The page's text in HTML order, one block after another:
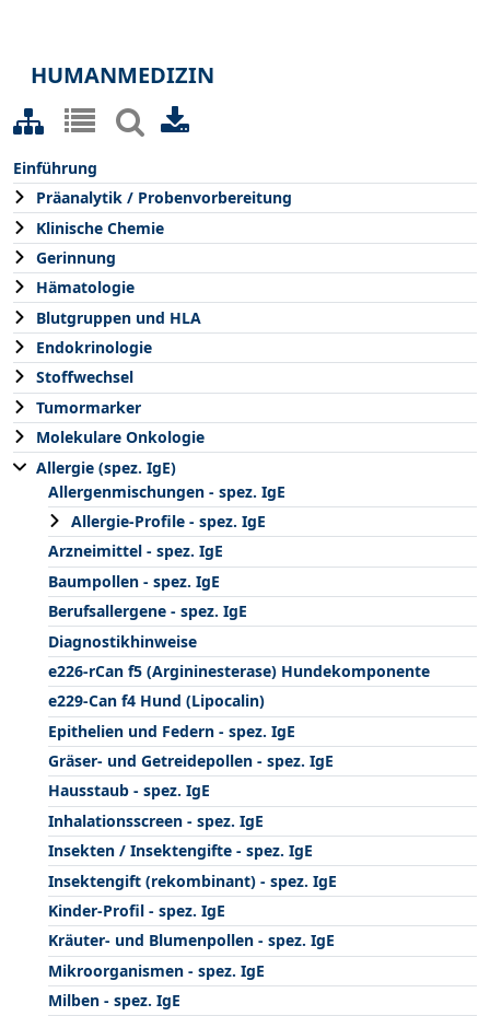
HUMANMEDIZIN
Einführung
Präanalytik / Probenvorbereitung
Klinische Chemie
Gerinnung
Hämatologie
Blutgruppen und HLA
Endokrinologie
Stoffwechsel
Tumormarker
Molekulare Onkologie
Allergie (spez. IgE)
Allergenmischungen - spez. IgE
Allergie-Profile - spez. IgE
Arzneimittel - spez. IgE
Baumpollen - spez. IgE
Berufsallergene - spez. IgE
Diagnostikhinweise
e226-rCan f5 (Argininesterase) Hundekomponente
e229-Can f4 Hund (Lipocalin)
Epithelien und Federn - spez. IgE
Gräser- und Getreidepollen - spez. IgE
Hausstaub - spez. IgE
Inhalationsscreen - spez. IgE
Insekten / Insektengifte - spez. IgE
Insektengift (rekombinant) - spez. IgE
Kinder-Profil - spez. IgE
Kräuter- und Blumenpollen - spez. IgE
Mikroorganismen - spez. IgE
Milben - spez. IgE